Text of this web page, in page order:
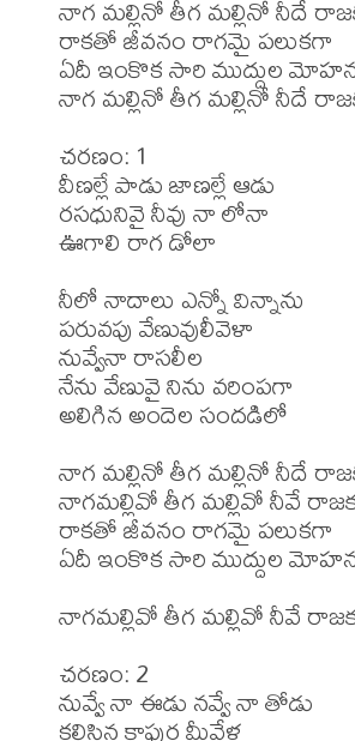
నాగ మల్లినో తీగ మల్లినో నీదే
రాకతో జీవనం రాగమై పలుకగా
ఏదీ ఇంకొక సారి ముద్దుల
నాగ మల్లినో తీగ మల్లినో నీదే
చరణం: 1
వీణల్లే పాడు జాణల్లే ఆడు
రసధునివై నీవు నా లోనా
ఊగాలి రాగ డోలా
నీలో నాదాలు ఎన్నో విన్నాను
పరువపు వేణువులీవెళా
నువ్వేనా రాసలీల
నేను వేణువై నిను వరింపగా
అలిగిన అందెల సందడిలో
నాగ మల్లినో తీగ మల్లినో నీదే
నాగమల్లివో తీగ మల్లివో నీవే
రాకతో జీవనం రాగమై పలుకగా
ఏదీ ఇంకొక సారి ముద్దుల
నాగమల్లివో తీగ మల్లివో నీవే
చరణం: 2
నువ్వే నా ఈడు నవ్వే నా తోడు
కలిసిన కాపుర మీవేళ